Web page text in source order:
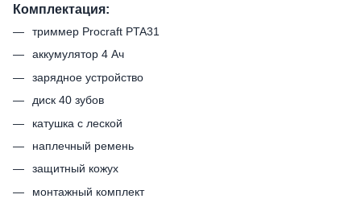
Комплектация:
триммер Procraft PTA31
аккумулятор 4 Ач
зарядное устройство
диск 40 зубов
катушка с леской
наплечный ремень
защитный кожух
монтажный комплект